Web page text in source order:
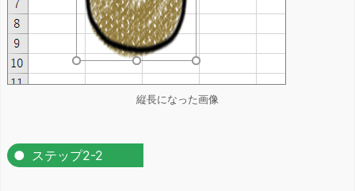
縦長になった画像
ステップ2-2